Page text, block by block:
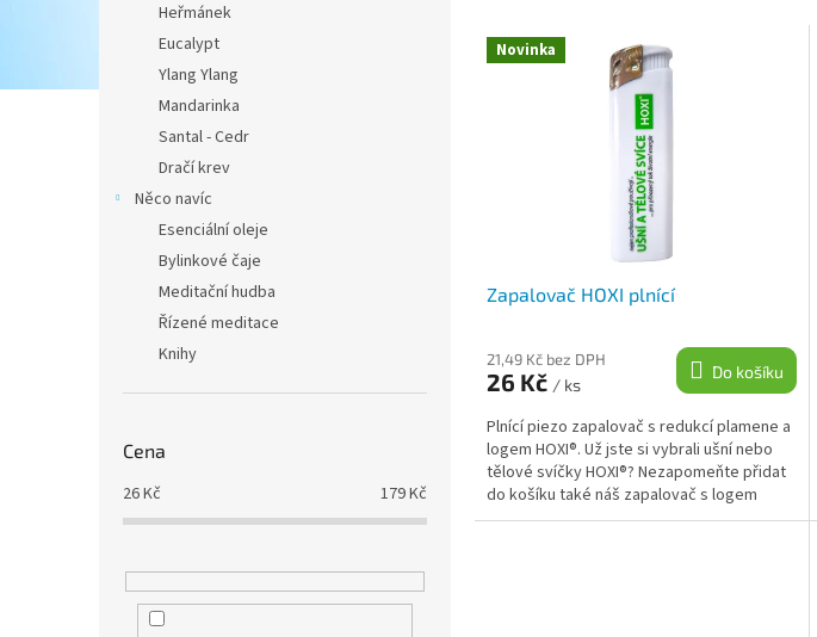
Heřmánek
Eucalypt
Ylang Ylang
Mandarinka
Santal - Cedr
Dračí krev
Něco navíc
Esenciální oleje
Bylinkové čaje
Meditační hudba
Řízené meditace
Knihy
Cena
26Kč 179Kč
ů
Nejdražší
Abecedně
V Novinka
Zapalovač HOXI plnící
21,49 Kč bez DPH
26 Kč / ks
Do košíku
Plnící piezo zapalovač s redukcí plamene a
logem HOXI®. Už jste si vybrali ušní nebo
tělové svíčky HOXI®? Nezapomeňte přidat
do košíku také náš zapalovač s logem
HOXI®. ...